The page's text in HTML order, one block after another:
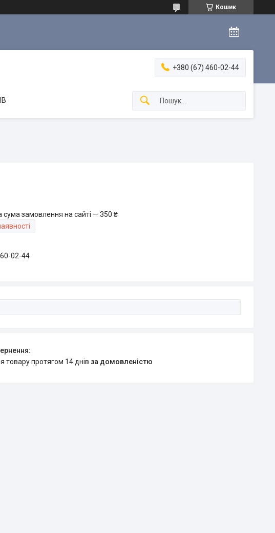
Кошик
+380 (67) 460-02-44
сума замовлення на сайті — 350 ₴
02-44
товару протягом 14 днів за домовленістю